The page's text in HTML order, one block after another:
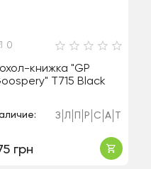
0
книжка "GP
T715 Black
З Л Р С А
грн